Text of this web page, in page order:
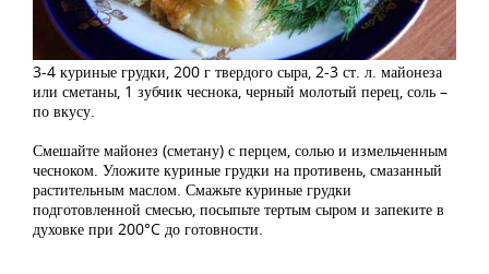
3-4 куриные грудки, 200 г твердого сыра, 2-3 ст. л. майонеза
или сметаны, 1 зубчик чеснока, черный молотый перец, соль –
по вкусу.
Смешайте майонез (сметану) с перцем, солью и измельченным
чесноком. Уложите куриные грудки на противень, смазанный
растительным маслом. Смажьте куриные грудки
подготовленной смесью, посыпьте тертым сыром и запеките в
духовке при 200°C до готовности.